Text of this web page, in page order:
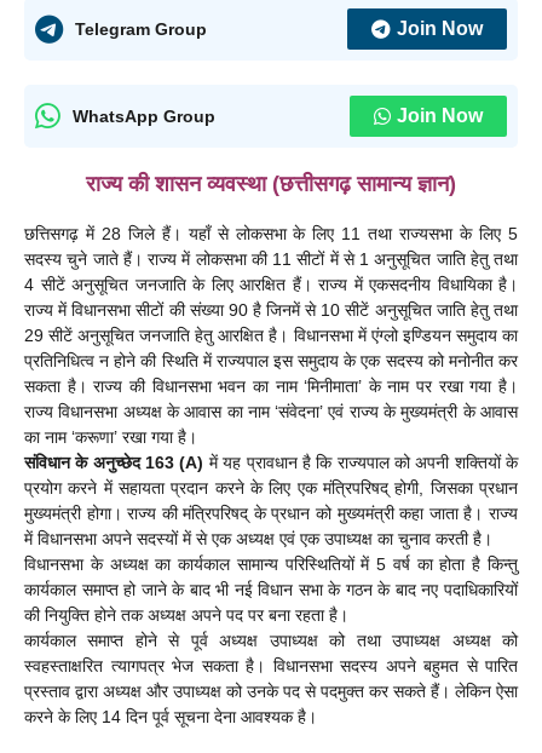
Telegram Group Join Now
WhatsApp Group Join Now
राज्य की शासन व्यवस्था (छत्तीसगढ़ सामान्य ज्ञान)
छत्तिसगढ़ में 28 जिले हैं। यहाँ से लोकसभा के लिए 11 तथा राज्यसभा के लिए 5
सदस्य चुने जाते हैं। राज्य में लोकसभा की 11 सीटों में से 1 अनुसूचित जाति हेतु तथा
4 सीटें अनुसूचित जनजाति के लिए आरक्षित हैं। राज्य में एकसदनीय विधायिका है।
राज्य में विधानसभा सीटों की संख्या 90 है जिनमें से 10 सीटें अनुसूचित जाति हेतु तथा
29 सीटें अनुसूचित जनजाति हेतु आरक्षित है। विधानसभा में एंग्लो इण्डियन समुदाय का
प्रतिनिधित्व न होने की स्थिति में राज्यपाल इस समुदाय के एक सदस्य को मनोनीत कर
सकता है। राज्य की विधानसभा भवन का नाम ‘मिनीमाता’ के नाम पर रखा गया है।
राज्य विधानसभा अध्यक्ष के आवास का नाम ‘संवेदना’ एवं राज्य के मुख्यमंत्री के आवास
का नाम ‘करूणा’ रखा गया है।
संविधान के अनुच्छेद 163 (A) में यह प्रावधान है कि राज्यपाल को अपनी शक्तियों के
प्रयोग करने में सहायता प्रदान करने के लिए एक मंत्रिपरिषद् होगी, जिसका प्रधान
मुख्यमंत्री होगा। राज्य की मंत्रिपरिषद् के प्रधान को मुख्यमंत्री कहा जाता है। राज्य
में विधानसभा अपने सदस्यों में से एक अध्यक्ष एवं एक उपाध्यक्ष का चुनाव करती है।
विधानसभा के अध्यक्ष का कार्यकाल सामान्य परिस्थितियों में 5 वर्ष का होता है किन्तु
कार्यकाल समाप्त हो जाने के बाद भी नई विधान सभा के गठन के बाद नए पदाधिकारियों
की नियुक्ति होने तक अध्यक्ष अपने पद पर बना रहता है।
कार्यकाल समाप्त होने से पूर्व अध्यक्ष उपाध्यक्ष को तथा उपाध्यक्ष अध्यक्ष को
स्वहस्ताक्षरित त्यागपत्र भेज सकता है। विधानसभा सदस्य अपने बहुमत से पारित
प्रस्ताव द्वारा अध्यक्ष और उपाध्यक्ष को उनके पद से पदमुक्त कर सकते हैं। लेकिन ऐसा
करने के लिए 14 दिन पूर्व सूचना देना आवश्यक है।